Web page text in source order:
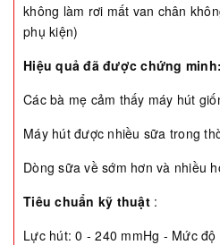
không làm rơi mất van chân
phụ kiện)
Hiệu quả đã được chứng minh:
Các bà mẹ cảm thấy máy hút
Máy hút được nhiều sữa trong
Dòng sữa về sớm hơn và nhiều
Tiêu chuẩn kỹ thuật :
Lực hút: 0 - 240 mmHg - Mức